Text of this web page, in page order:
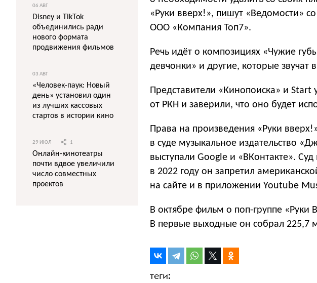
«Руки вверх!», пишут «Ведомости»
ООО «Компания Топ7».
Речь идёт о композициях «Чужие
девчонки» и другие, которые звучат
Представители «Кинопоиска» и
от РКН и заверили, что оно будет
Права на произведения «Руки
в суде музыкальное издательство
выступали Google и «ВКонтакте». Суд
в 2022 году он запретил
на сайте и в приложении Youtube
В октябре фильм о поп-группе «Руки
В первые выходные он собрал 225,7
06 АВГ
Disney и TikTok
объединились ради
нового формата
продвижения фильмов
03 АВГ
«Человек-паук: Новый
день» установил один
из лучших кассовых
стартов в истории кино
29 ИЮЛ 1
Онлайн-кинотеатры
почти вдвое увеличили
число совместных
проектов